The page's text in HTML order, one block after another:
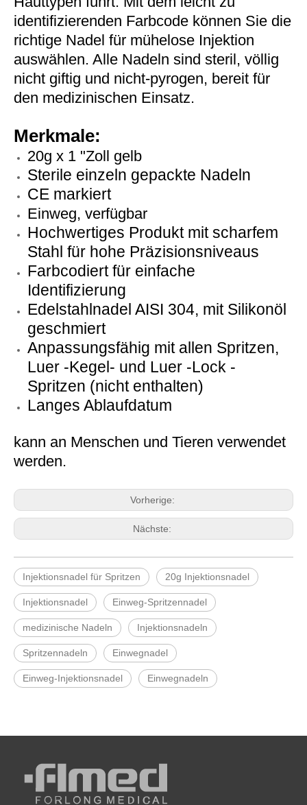
25g Injektionsnadel (0,5 mm x 16 mm) Orange (25g x 5/8 "Zoll)
Einweg medizinische sterile Injektionsnadeln 16G - 30g Box von 100
29g Injektionsnadel (0,33 mm x 13 mm) rot (29g x 1/2 "Zoll)
identifizierenden Farbcode können Sie die
richtige Nadel für mühelose Injektion
auswählen. Alle Nadeln sind steril, völlig
nicht giftig und nicht-pyrogen, bereit für
den medizinischen Einsatz.
Merkmale:
20g x 1 "Zoll gelb
Sterile einzeln gepackte Nadeln
CE markiert
Einweg, verfügbar
Hochwertiges Produkt mit scharfem
Stahl für hohe Präzisionsniveaus
Farbcodiert für einfache
Identifizierung
Edelstahlnadel AISI 304, mit Silikonöl
geschmiert
Anpassungsfähig mit allen Spritzen,
Luer -Kegel- und Luer -Lock -
Spritzen (nicht enthalten)
Langes Ablaufdatum
kann an Menschen und Tieren verwendet
werden.
Vorherige:
Nächste:
Injektionsnadel für Spritzen 20g Injektionsnadel
Injektionsnadel Einweg-Spritzennadel
medizinische Nadeln Injektionsnadeln
Spritzennadeln Einwegnadel
Einweg-Injektionsnadel Einwegnadeln